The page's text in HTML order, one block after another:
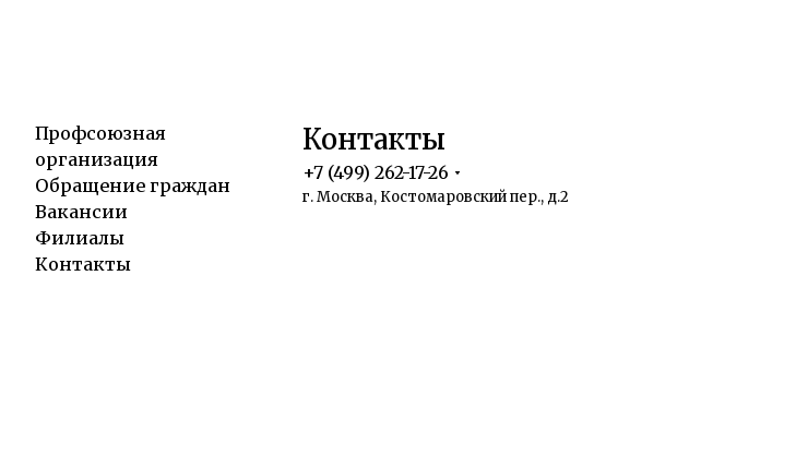
Профсоюзная
организация
Обращение граждан
Вакансии
Филиалы
Контакты
Контакты
+7 (499) 262-17-26
г. Москва, Костомаровский пер., д.2